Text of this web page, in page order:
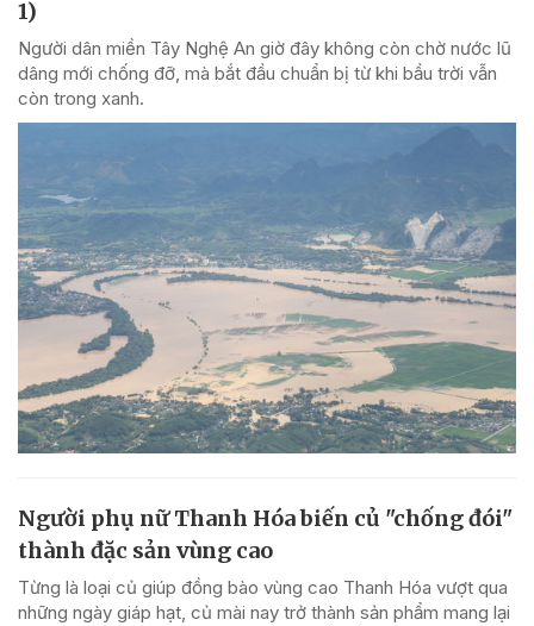
1)
Người dân miền Tây Nghệ An giờ đây không còn chờ nước lũ
dâng mới chống đỡ, mà bắt đầu chuẩn bị từ khi bầu trời vẫn
còn trong xanh.
Người phụ nữ Thanh Hóa biến củ "chống đói"
thành đặc sản vùng cao
Từng là loại củ giúp đồng bào vùng cao Thanh Hóa vượt qua
những ngày giáp hạt, củ mài nay trở thành sản phẩm mang lại